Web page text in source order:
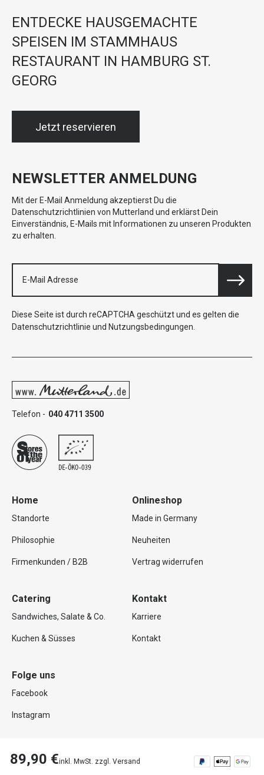
89,90 €inkl. MwSt. zzgl. Versand
ENTDECKE HAUSGEMACHTE
SPEISEN IM STAMMHAUS
RESTAURANT IN HAMBURG ST.
GEORG
Jetzt reservieren
NEWSLETTER ANMELDUNG
Mit der E-Mail Anmeldung akzeptierst Du die
Datenschutzrichtlinien von Mutterland und erklärst Dein
Einverständnis, E-Mails mit Informationen zu unseren Produkten
zu erhalten.
Diese Seite ist durch reCAPTCHA geschützt und es gelten die
Datenschutzrichtlinie und Nutzungsbedingungen
Telefon - 040 4711 3500
Home
Standorte
Philosophie
Firmenkunden / B2B
Onlineshop
Made in Germany
Neuheiten
Vertrag widerrufen
Catering
Sandwiches, Salate & Co.
Kuchen & Süsses
Kontakt
Karriere
Kontakt
Folge uns
Facebook
Instagram
Copyright © 2026 Mutterland GmbH. Alle Rechte vorbehalten.